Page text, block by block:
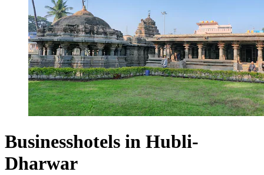
Businesshotels in Hubli-
Dharwar